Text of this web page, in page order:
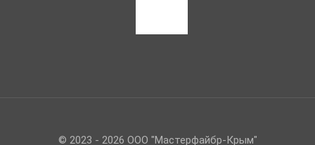
© 2023 - 2026 ООО "Мастерфайбр-Крым"